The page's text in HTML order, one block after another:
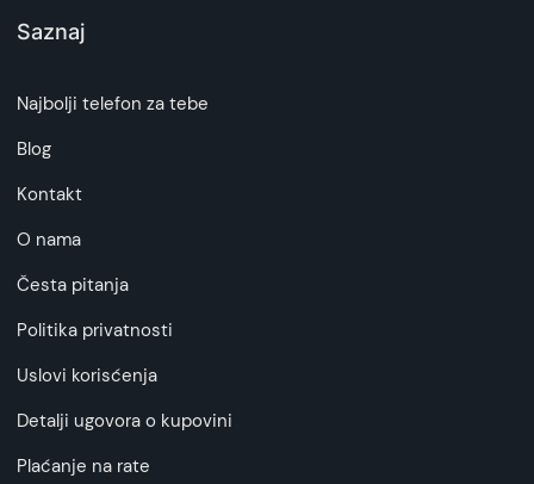
Saznaj
Najbolji telefon za tebe
Blog
Kontakt
O nama
Česta pitanja
Politika privatnosti
Uslovi korisćenja
Detalji ugovora o kupovini
Plaćanje na rate